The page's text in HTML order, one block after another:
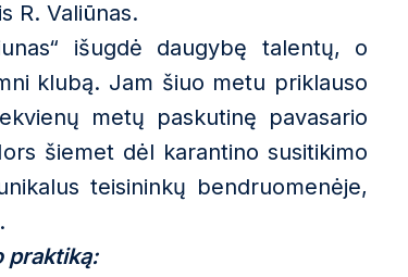
R. Valiūnas.
išugdė daugybę talentų, o
klubą. Jam šiuo metu priklauso
metų paskutinę pavasario
šiemet dėl karantino susitikimo
teisininkų bendruomenėje,
praktiką: